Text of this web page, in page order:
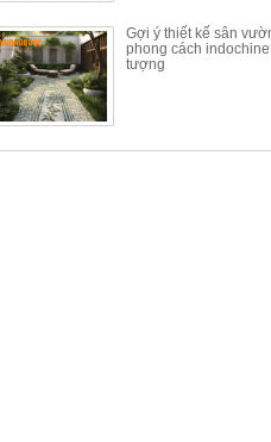
Gợi ý thiết kế sân
phong cách
tượng